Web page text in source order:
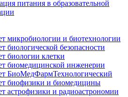
питания в образовательной
микробиологии и биотехнологии
биологической безопасности
биологии клетки
биомедицинской инженерии
БиоМедФармТехнологический
биофизики и биомедицины
астрофизики и радиоастрономии